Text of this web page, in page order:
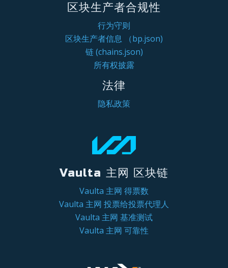
区块生产者合规性
行为守则
区块生产者信息 （bp.json)
链 (chains.json)
所有权披露
法律
隐私政策
Vaulta 主网 区块链
Vaulta 主网 得票数
Vaulta 主网 投票给投票代理人
Vaulta 主网 基准测试
Vaulta 主网 可靠性